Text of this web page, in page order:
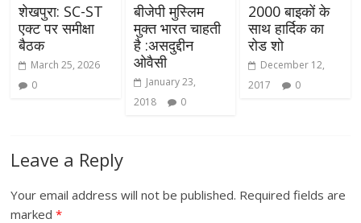
शेखपुरा: SC-ST
एक्ट पर समीक्षा
बैठक
March 25, 2026
0
बीजेपी मुस्लिम
मुक्त भारत चाहती
है :असदुद्दीन
ओवैसी
January 23,
2018
0
2000 बाइकों के
साथ हार्दिक का
रोड शो
December 12,
2017
0
Leave a Reply
Your email address will not be published. Required fields are
marked*